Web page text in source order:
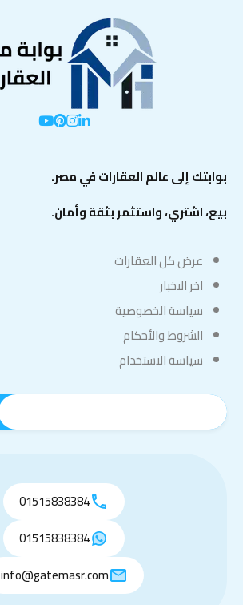
بوابتك إلى عالم العقارات في مصر.
بيع، اشتري، واستثمر بثقة وأمان.
عرض كل العقارات
اخر الاخبار
سياسة الخصوصية
الشروط والأحكام
سياسة الاستخدام
01515838384
01515838384
info@gatemasr.com